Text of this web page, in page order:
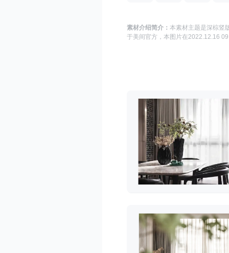
素材介绍简介：本素材主题是深棕竖
于美间官方 ，本图片在2022.12.16